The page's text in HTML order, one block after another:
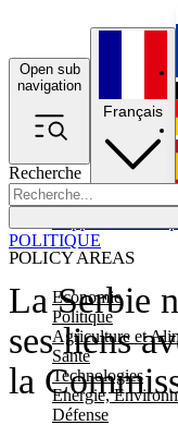
Open sub
navigation
Recherche
POLICY AREAS
Economie
Politique
Agriculture et
Santé
Technologies
Energie,
Défense
Français
La Serbie
ses liens
la
POLITIQUE